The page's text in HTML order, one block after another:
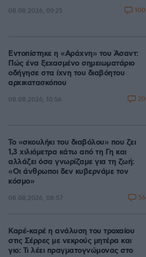
08.08.2026, 09:25 100
Εντοπίστηκε η «Αράχνη» του Άσαντ:
Πώς ένα ξεχασμένο σημειωματάριο
οδήγησε στα ίχνη του διαβόητου
αρχικατασκόπου
08.08.2026, 10:56 20
Το «σκουλήκι του διαβόλου» που ζει
1,3 χιλιόμετρα κάτω από τη Γη και
αλλάζει όσα γνωρίζαμε για τη ζωή:
«Οι άνθρωποι δεν κυβερνάμε τον
κόσμο»
08.08.2026, 08:57 56
Καρέ-καρέ η ανάλυση του τροχαίου
στις Σέρρες με νεκρούς μητέρα και
γιο: Τι λέει πραγματογνώμονας στο